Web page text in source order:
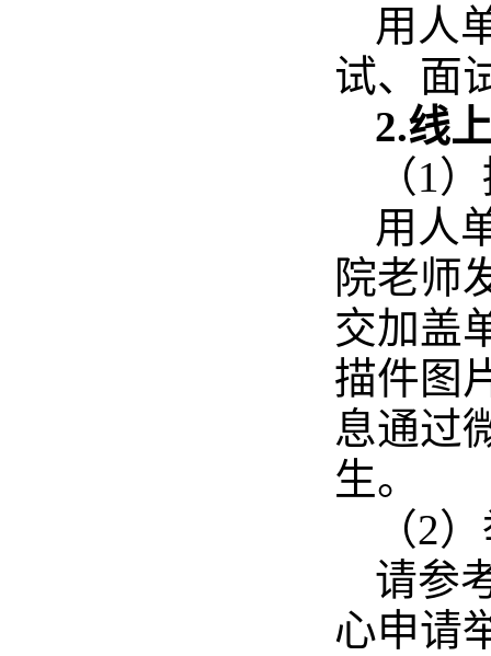
用人
试、面
2.线
（1
用人
院老师
交加盖
描件图
息通过
生。
（2
请参
心申请